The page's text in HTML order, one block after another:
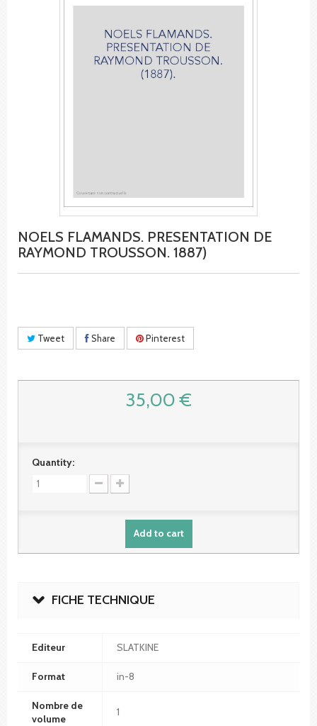
NOELS FLAMANDS. PRESENTATION DE
RAYMOND TROUSSON. 1887)
Tweet Share Pinterest
35,00 €
Quantity:
Add to cart
FICHE TECHNIQUE
Editeur SLATKINE
Format in-8
Nombre de
volume
1